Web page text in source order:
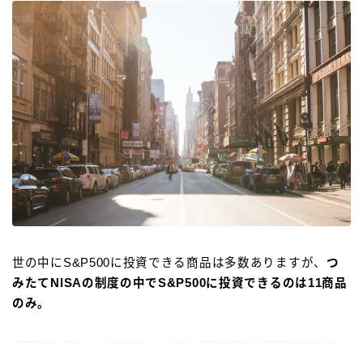
世の中にS&P500に投資できる商品は多数ありますが、 つ
みたてNISAの制度の中でS&P500に投資できるのは11商品
のみ。